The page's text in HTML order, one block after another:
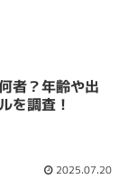
者？年齢や出
を調査！
2025.07.20